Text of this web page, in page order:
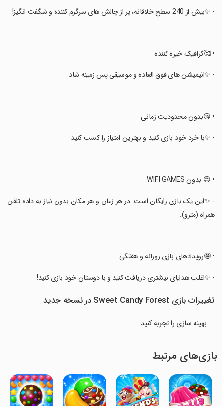
‏- ✨بیش از 240 سطح خلاقانه، پر از چالش های سرگرم کننده و شگفت انگیز!
‏• 🥰گرافیک خیره کننده
‏- ✨انیمیشن های فوق العاده و موسیقی پس زمینه شاد
‏• 😘بدون محدودیت زمانی
‏- ✨با خرد خود بازی کنید و بهترین امتیاز را کسب کنید
‏• 😍 بدون WIFI GAMES
‏- ✨این یک بازی رایگان است. در هر زمان و هر مکان بدون نیاز به داده تلفن
همراه (مترو).
‏• 🤩رویدادهای بازی روزانه و هفتگی
‏- ✨اغلب هدایای بیشتری دریافت کنید و با دوستان خود بازی کنید!
تغییرات بازی Sweet Candy Forest در نسخه جدید
بهینه سازی را تجربه کنید
بازی‌های مرتبط